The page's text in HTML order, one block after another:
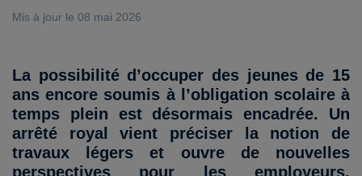
Mis à jour le 08 mai 2026
La possibilité d’occuper des jeunes de 15
ans encore soumis à l’obligation scolaire à
temps plein est désormais encadrée. Un
arrêté royal vient préciser la notion de
travaux légers et ouvre de nouvelles
perspectives pour les employeurs,